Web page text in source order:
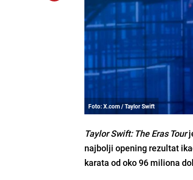
Foto: X.com / Taylor Swift
Taylor Swift: The Eras Tour
najbolji opening rezultat
karata od oko96 miliona